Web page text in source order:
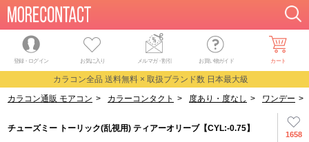
登録・ログイン お気に入り メルマガ・割引 お買い物ガイド カート
カラコン全品 送料無料 × 取扱ブランド数 日本最大級
カラコン通販 モアコン > カラーコンタクト > 度あり・度なし > ワンデー >
1658
チューズミー トーリック(乱視用) ティアーオリーブ【CYL:-0.75】